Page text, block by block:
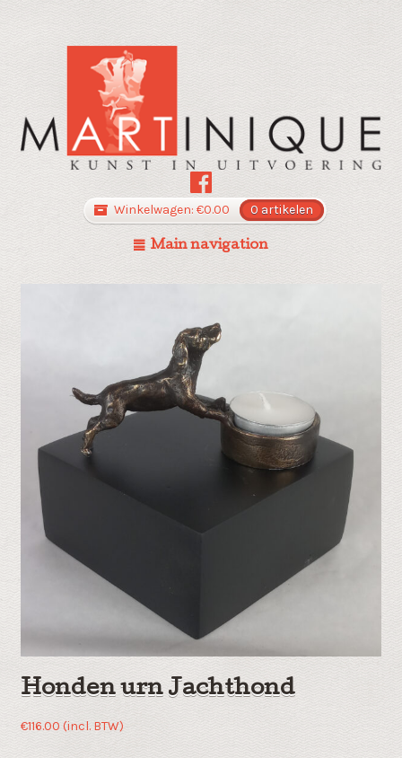
Winkelwagen: €0.00 0 artikelen
Main navigation
Honden urn Jachthond
€116.00 (incl. BTW)